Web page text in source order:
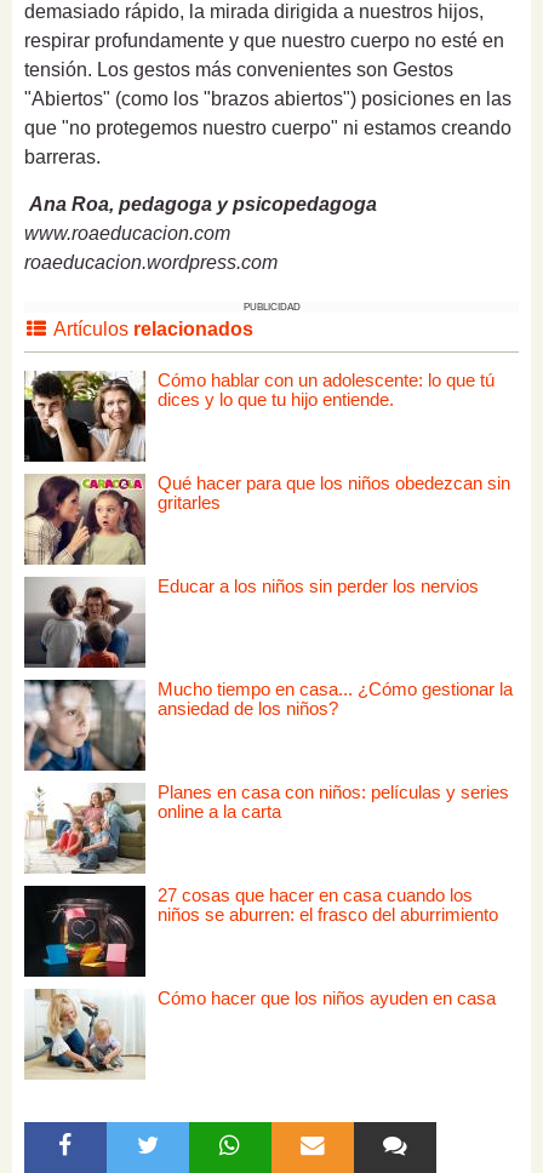
demasiado rápido, la mirada dirigida a nuestros hijos,
respirar profundamente y que nuestro cuerpo no esté en
tensión. Los gestos más convenientes son Gestos
"Abiertos" (como los "brazos abiertos") posiciones en las
que "no protegemos nuestro cuerpo" ni estamos creando
barreras.
Ana Roa, pedagoga y psicopedagoga
www.roaeducacion.com
roaeducacion.wordpress.com
PUBLICIDAD
Artículos relacionados
Cómo hablar con un adolescente: lo que tú
dices y lo que tu hijo entiende.
Qué hacer para que los niños obedezcan sin
gritarles
Educar a los niños sin perder los nervios
Mucho tiempo en casa... ¿Cómo gestionar la
ansiedad de los niños?
Planes en casa con niños: películas y series
online a la carta
27 cosas que hacer en casa cuando los
niños se aburren: el frasco del aburrimiento
Cómo hacer que los niños ayuden en casa